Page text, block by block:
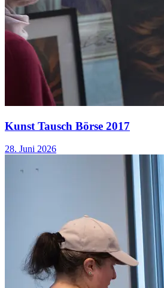
Kunst Tausch Börse 2017
28. Juni 2026